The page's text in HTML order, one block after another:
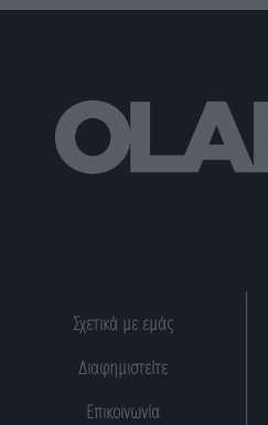
Σχετικά με εμάς
Διαφημιστείτε
Επικοινωνία